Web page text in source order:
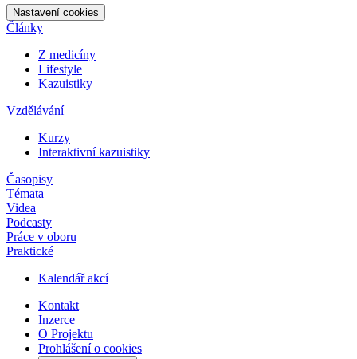
Nastavení cookies
Články
Z medicíny
Lifestyle
Kazuistiky
Vzdělávání
Kurzy
Interaktivní kazuistiky
Časopisy
Témata
Videa
Podcasty
Práce v oboru
Praktické
Kalendář akcí
Kontakt
Inzerce
O Projektu
Prohlášení o cookies